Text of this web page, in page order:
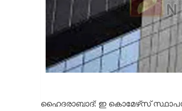
ഹൈദരാബാദ്: ഇ കൊമേഴ്‌സ്